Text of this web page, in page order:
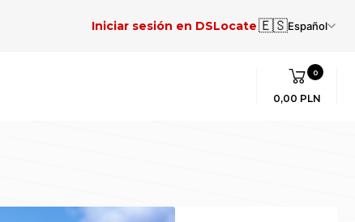
Iniciar sesión en DSLocate🇪🇸Español
0
0,00 PLN